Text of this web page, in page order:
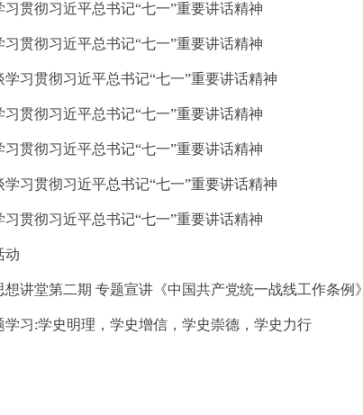
贯彻习近平总书记“七一”重要讲话精神
贯彻习近平总书记“七一”重要讲话精神
习贯彻习近平总书记“七一”重要讲话精神
贯彻习近平总书记“七一”重要讲话精神
贯彻习近平总书记“七一”重要讲话精神
习贯彻习近平总书记“七一”重要讲话精神
贯彻习近平总书记“七一”重要讲话精神
动
讲堂第二期 专题宣讲《中国共产党统一战线工作条例》
习:学史明理，学史增信，学史崇德，学史力行